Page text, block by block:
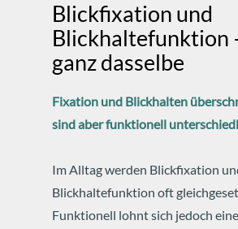
Blickfixation und
Blickhaltefunktion
ganz dasselbe
Fixation und Blickhalten
sind aber funktionell
Im Alltag werden Blickfixation
Blickhaltefunktion oft
Funktionell lohnt sich jedoch eine